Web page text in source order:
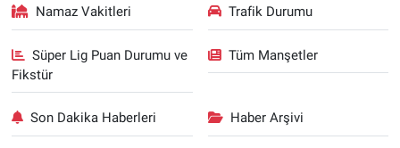
Namaz Vakitleri Trafik Durumu
Süper Lig Puan Durumu ve
Fikstür
Tüm Manşetler
Son Dakika Haberleri Haber Arşivi